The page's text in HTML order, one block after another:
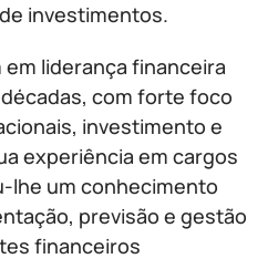
investimentos.
liderança financeira
com forte foco
investimento e
experiência em cargos
lhe um conhecimento
previsão e gestão
financeiros